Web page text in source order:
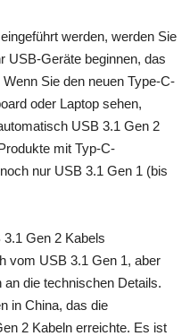
werden, werden Sie
USB-Geräte beginnen, das
Sie den neuen Type-C-
oder Laptop sehen,
USB 3.1 Gen 2
mit Typ-C-
nur USB 3.1 Gen 1 (bis
Gen 2 Kabels
vom USB 3.1 Gen 1, aber
die technischen Details.
in China, das die
2 Kabeln erreichte. Es ist